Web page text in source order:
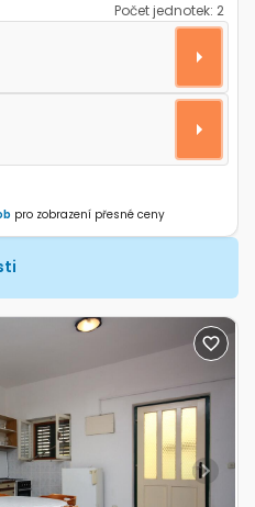
Počet jednotek: 2
Betina, Murter A-20450-a
pro zobrazení přesné ceny
Next